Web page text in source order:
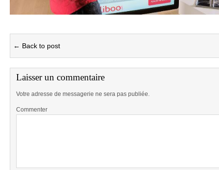
← Back to post
Laisser un commentaire
Votre adresse de messagerie ne sera pas publiée.
Commenter